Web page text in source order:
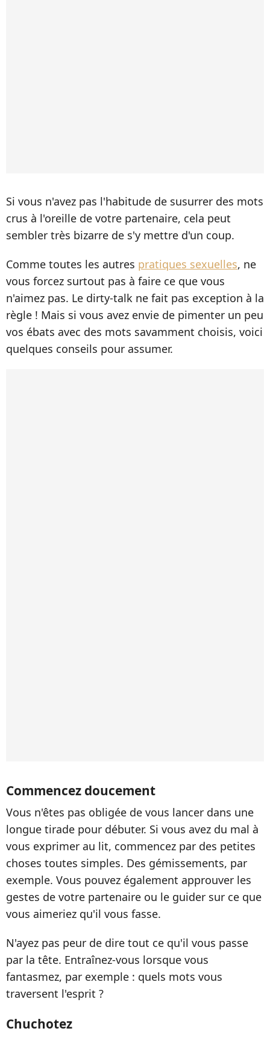
Si vous n'avez pas l'habitude de susurrer des mots
crus à l'oreille de votre partenaire, cela peut
sembler très bizarre de s'y mettre d'un coup.
Comme toutes les autres pratiques sexuelles, ne
vous forcez surtout pas à faire ce que vous
n'aimez pas. Le dirty-talk ne fait pas exception à la
règle ! Mais si vous avez envie de pimenter un peu
vos ébats avec des mots savamment choisis, voici
quelques conseils pour assumer.
Commencez doucement
Vous n'êtes pas obligée de vous lancer dans une
longue tirade pour débuter. Si vous avez du mal à
vous exprimer au lit, commencez par des petites
choses toutes simples. Des gémissements, par
exemple. Vous pouvez également approuver les
gestes de votre partenaire ou le guider sur ce que
vous aimeriez qu'il vous fasse.
N'ayez pas peur de dire tout ce qu'il vous passe
par la tête. Entraînez-vous lorsque vous
fantasmez, par exemple : quels mots vous
traversent l'esprit ?
Chuchotez